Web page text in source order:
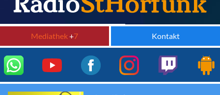
Mediathek+7 Kontakt